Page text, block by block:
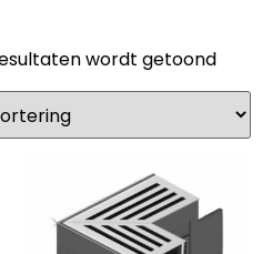
wordt getoond